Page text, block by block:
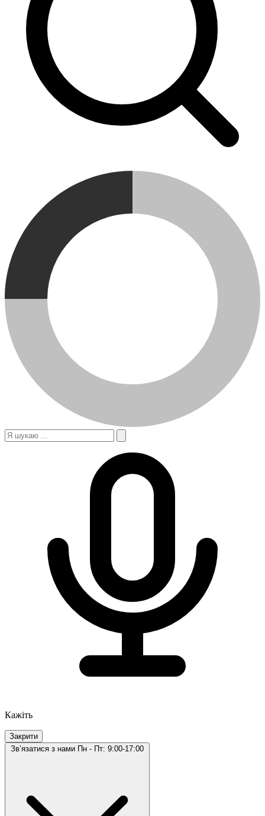
Кажіть
Закрити
Звʼязатися з нами Пн - Пт: 9:00-17:00